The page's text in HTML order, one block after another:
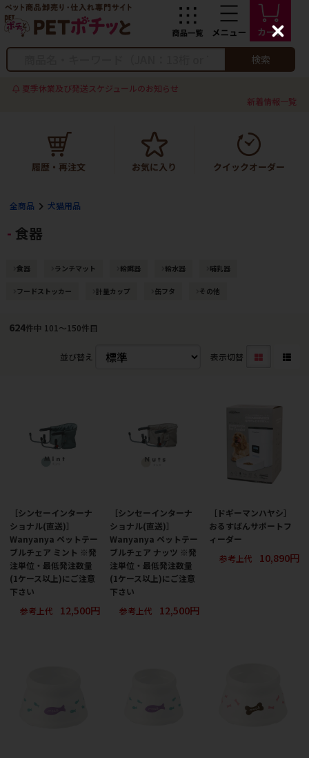
検索
夏季休業及び発送スケジュールのお知らせ
新着情報一覧
全商品 犬猫用品
食器
食器 ランチマット 給餌器 給水器 哺乳器
フードストッカー 計量カップ 缶フタ その他
624件中 101〜150件目
並び替え 表示切替
［シンセーインターナ
ショナル(直送)］
Wanyanya ペットテー
ブルチェア ミント ※発
注単位・最低発注数量
(1ケース以上)にご注意
下さい
参考上代
12,500円
［シンセーインターナ
ショナル(直送)］
Wanyanya ペットテー
ブルチェア ナッツ ※発
注単位・最低発注数量
(1ケース以上)にご注意
下さい
参考上代
12,500円
［ドギーマンハヤシ］
おるすばんサポートフ
ィーダー
参考上代
10,890円
C
l
s